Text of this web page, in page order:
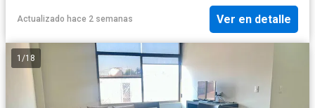
Actualizado hace 2 semanas Ver en detalle
1 /18